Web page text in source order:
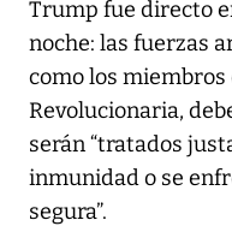
Trump fue directo
noche: las fuerzas
como los miembros
Revolucionaria,
serán “tratados
inmunidad o se
segura”.